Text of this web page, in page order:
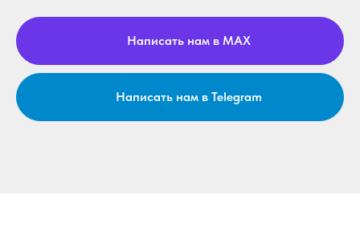
Написать нам в MAX
Написать нам в Telegram